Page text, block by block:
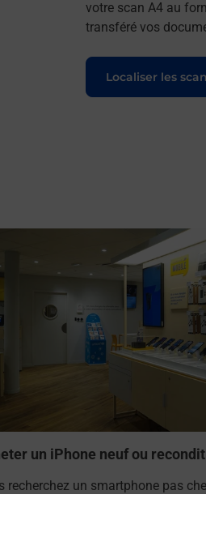
votre scan A4 au
transféré vos
Localiser les
Le lien s'ouvre
plus
un iPhone neuf ou
recherchez un smartphone pas